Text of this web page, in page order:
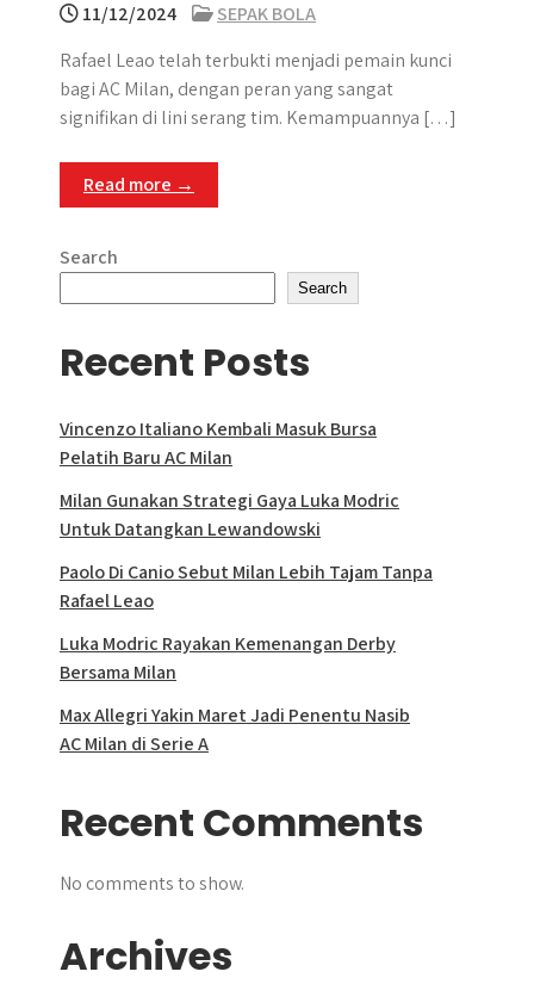
11/12/2024
SEPAK BOLA
Rafael Leao telah terbukti menjadi pemain kunci
bagi AC Milan, dengan peran yang sangat
signifikan di lini serang tim.​ Kemampuannya […]
Read more →
Search
Search
Recent Posts
Vincenzo Italiano Kembali Masuk Bursa
Pelatih Baru AC Milan
Milan Gunakan Strategi Gaya Luka Modric
Untuk Datangkan Lewandowski
Paolo Di Canio Sebut Milan Lebih Tajam Tanpa
Rafael Leao
Luka Modric Rayakan Kemenangan Derby
Bersama Milan
Max Allegri Yakin Maret Jadi Penentu Nasib
AC Milan di Serie A
Recent Comments
No comments to show.
Archives